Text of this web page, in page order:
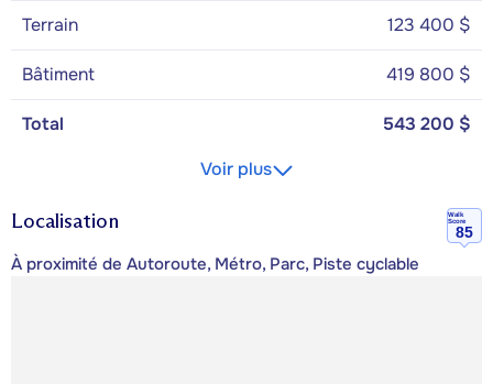
Terrain 123 400 $
Bâtiment 419 800 $
Total
543 200 $
Voir plus
Localisation
Walk
Score
85
À proximité de Autoroute, Métro, Parc, Piste cyclable